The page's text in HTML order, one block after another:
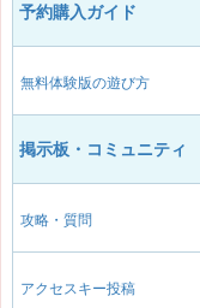
予約購入ガイド
無料体験版の遊び方
掲示板・コミュニティ
攻略・質問
アクセスキー投稿